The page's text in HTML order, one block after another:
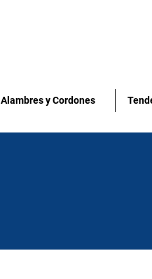
Alambres y Cordones